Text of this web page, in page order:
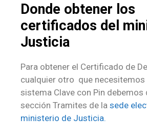
Donde obtener los
certificados del
Justicia
Para obtener el Certificado de
cualquier otro que
sistema Clave con Pin debemos
sección Tramites de la sede
ministerio de Justicia.